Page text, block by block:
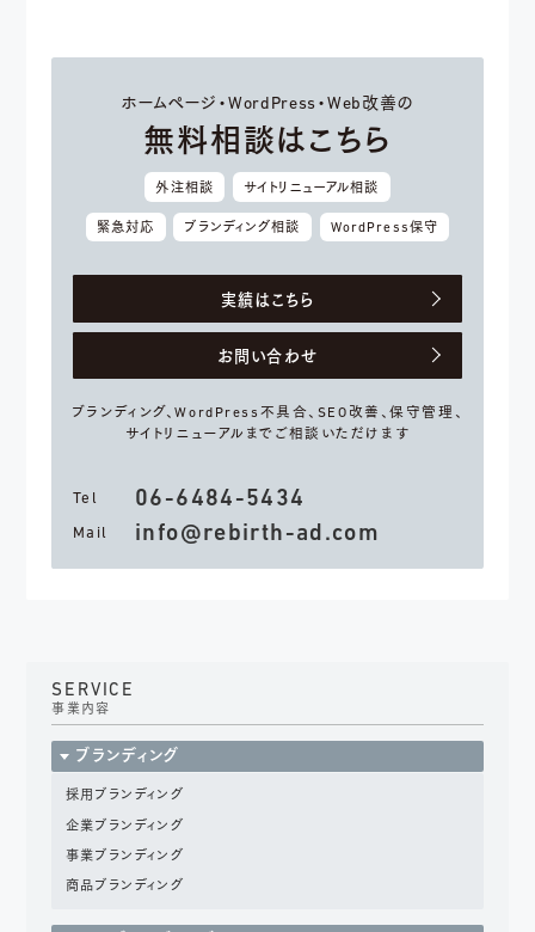
ホームページ・WordPress・Web改善の
無料相談はこちら
外注相談 サイトリニューアル相談
緊急対応 ブランディング相談 WordPress保守
実績はこちら
お問い合わせ
ブランディング、WordPress不具合、 SEO改善、保守管理、
サイトリニューアルまでご相談いただけます
Tel 06-6484-5434
Mail info@rebirth-ad.com
SERVICE
事業内容
ブランディング
採用ブランディング
企業ブランディング
事業ブランディング
商品ブランディング